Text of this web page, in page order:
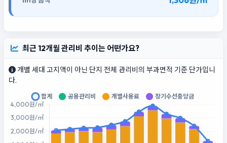
최근 12개월 관리비 추이는 어떤가요?
개별 세대 고지액이 아닌 단지 전체 관리비의 부과면적 기준 단가입니
다.